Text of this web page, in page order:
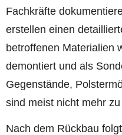
Fachkräfte
erstellen einen
betroffenen Materialien
demontiert und als
Gegenstände,
sind meist nicht mehr
Nach dem Rückbau